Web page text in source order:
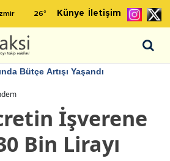
26° Künye İletişim
Bütçe Artışı Yaşandı
İşverene
Bin Lirayı